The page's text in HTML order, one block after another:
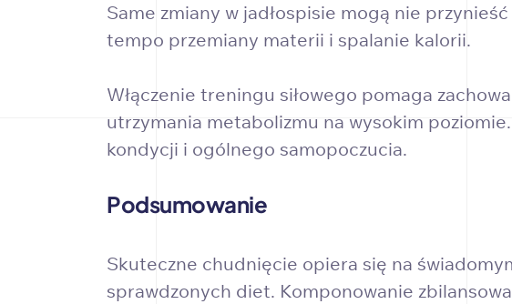
Same zmiany w jadłospisie mogą nie
tempo przemiany materii i spalanie kalorii.
Włączenie treningu siłowego pomaga
utrzymania metabolizmu na wysokim
kondycji i ogólnego samopoczucia.
Podsumowanie
Skuteczne chudnięcie opiera się na
sprawdzonych diet. Komponowanie